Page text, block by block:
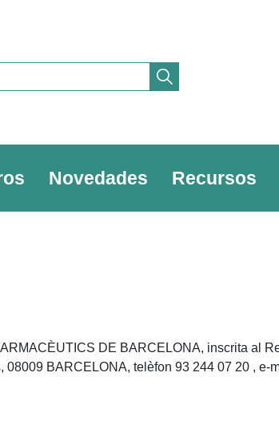
Novedades Recursos
DE BARCELONA, inscrita al
BARCELONA, telèfon 93 244 07 20 , e-